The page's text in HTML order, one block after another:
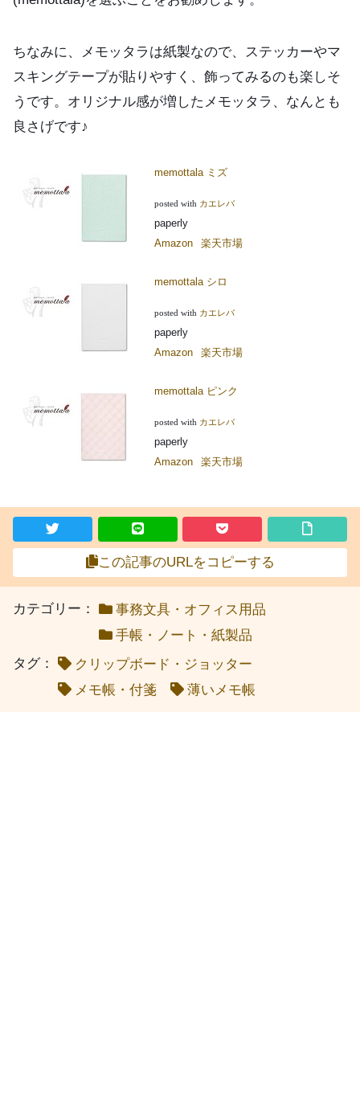
ちなみに、メモッタラは紙製なので、ステッカーやマ
スキングテープが貼りやすく、飾ってみるのも楽しそ
うです。オリジナル感が増したメモッタラ、なんとも
良さげです♪
memottala ミズ
posted with カエレバ
paperly
Amazon
楽天市場
memottala シロ
posted with カエレバ
paperly
Amazon
楽天市場
memottala ピンク
posted with カエレバ
paperly
Amazon
楽天市場
この記事のURLをコピーする
カテゴリー：
事務文具・オフィス用品
手帳・ノート・紙製品
タグ：
クリップボード・ジョッター
メモ帳・付箋
薄いメモ帳